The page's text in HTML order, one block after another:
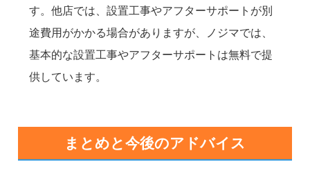
す。他店では、設置工事やアフターサポートが別
途費用がかかる場合がありますが、ノジマでは、
基本的な設置工事やアフターサポートは無料で提
供しています。
まとめと今後のアドバイス